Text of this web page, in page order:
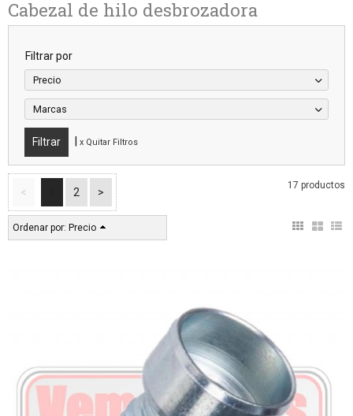
Cabezal de hilo desbrozadora
Filtrar por
Precio
Marcas
x Quitar Filtros
< 2 >
17 productos
Ordenar por: Precio